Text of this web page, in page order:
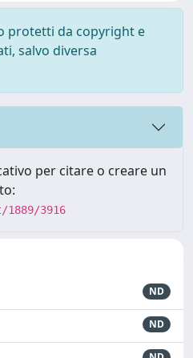
protetti da copyright e
salvo diversa
per citare o creare un
3916
ND
ND